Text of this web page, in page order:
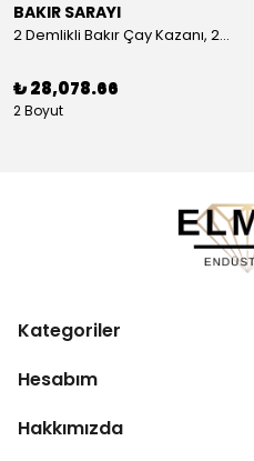
BAKIR SARAYI
2 Demlikli Bakır Çay Kazanı, 25 Litre
₺ 28,078.66
2 Boyut
Kategoriler
Hesabım
Hakkımızda